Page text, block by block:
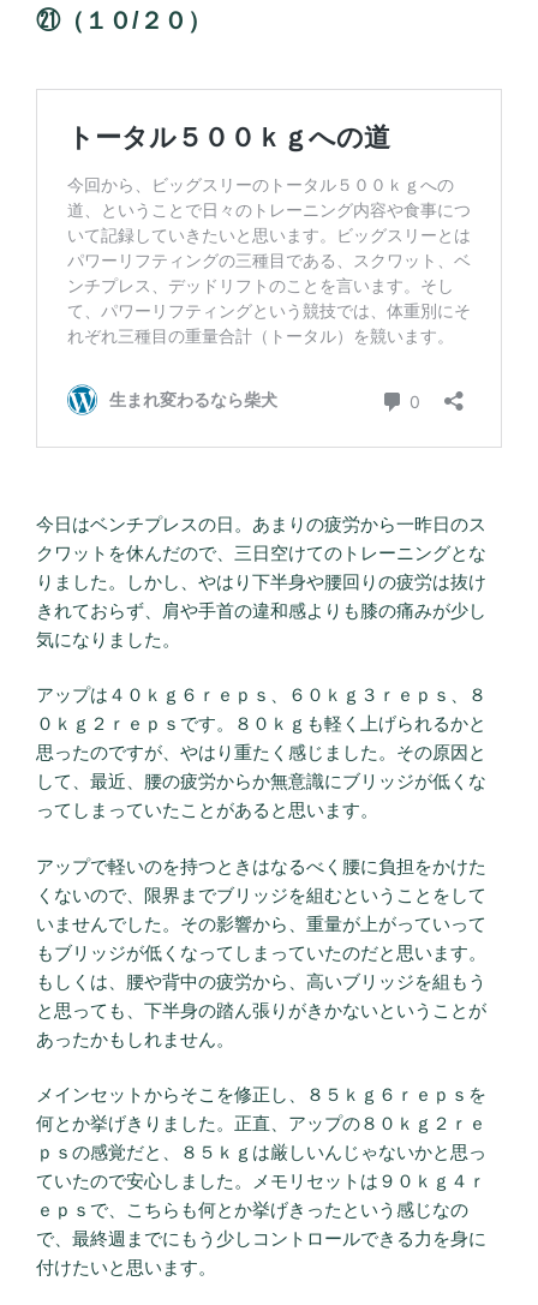
㉑（１０/２０）
今日はベンチプレスの日。あまりの疲労から一昨日のス
クワットを休んだので、三日空けてのトレーニングとな
りました。しかし、やはり下半身や腰回りの疲労は抜け
きれておらず、肩や手首の違和感よりも膝の痛みが少し
気になりました。
アップは４０ｋｇ６ｒｅｐｓ、６０ｋｇ３ｒｅｐｓ、８
０ｋｇ２ｒｅｐｓです。８０ｋｇも軽く上げられるかと
思ったのですが、やはり重たく感じました。その原因と
して、最近、腰の疲労からか無意識にブリッジが低くな
ってしまっていたことがあると思います。
アップで軽いのを持つときはなるべく腰に負担をかけた
くないので、限界までブリッジを組むということをして
いませんでした。その影響から、重量が上がっていって
もブリッジが低くなってしまっていたのだと思います。
もしくは、腰や背中の疲労から、高いブリッジを組もう
と思っても、下半身の踏ん張りがきかないということが
あったかもしれません。
メインセットからそこを修正し、８５ｋｇ６ｒｅｐｓを
何とか挙げきりました。正直、アップの８０ｋｇ２ｒｅ
ｐｓの感覚だと、８５ｋｇは厳しいんじゃないかと思っ
ていたので安心しました。メモリセットは９０ｋｇ４ｒ
ｅｐｓで、こちらも何とか挙げきったという感じなの
で、最終週までにもう少しコントロールできる力を身に
付けたいと思います。